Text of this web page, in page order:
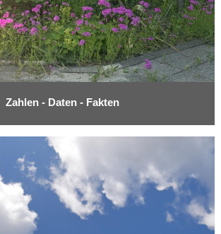
Zahlen - Daten - Fakten